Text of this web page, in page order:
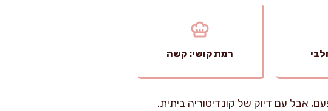
רמת קושי: קשה
פעם, אבל עם דיוק של קונדיטוריה ביתית.